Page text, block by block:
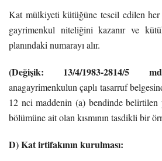
Kat mülkiyeti kütüğüne tescil edilen her
gayrimenkul niteliğini kazanır ve
planındaki numarayı alır.
(Değişik: 13/4/1983-2814/5
anagayrimenkulun çaplı tasarruf
12 nci maddenin (a) bendinde belirtilen
bölümüne ait olan kısmının tasdikli bir
D) Kat irtifakının kurulması: